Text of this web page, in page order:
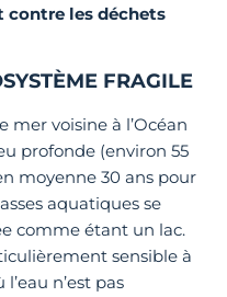
les déchets
FRAGILE
voisine à l’Océan
profonde (environ 55
moyenne 30 ans pour
aquatiques se
comme étant un lac.
sensible à
n’est pas